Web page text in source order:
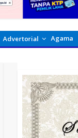
Advertorial Agama